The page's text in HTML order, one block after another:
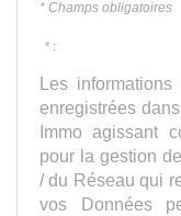
* Champs obligatoires
* :
Les
enregistrées
Immo agissant
pour la gestion
/ du Réseau qui
vos Données